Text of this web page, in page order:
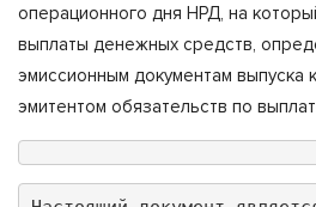
операционного дня НРД, на
выплаты денежных средств,
эмиссионным документам выпуска
эмитентом обязательств по